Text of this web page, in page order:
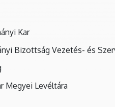
Kar
Bizottság Vezetés- és
Megyei Levéltára